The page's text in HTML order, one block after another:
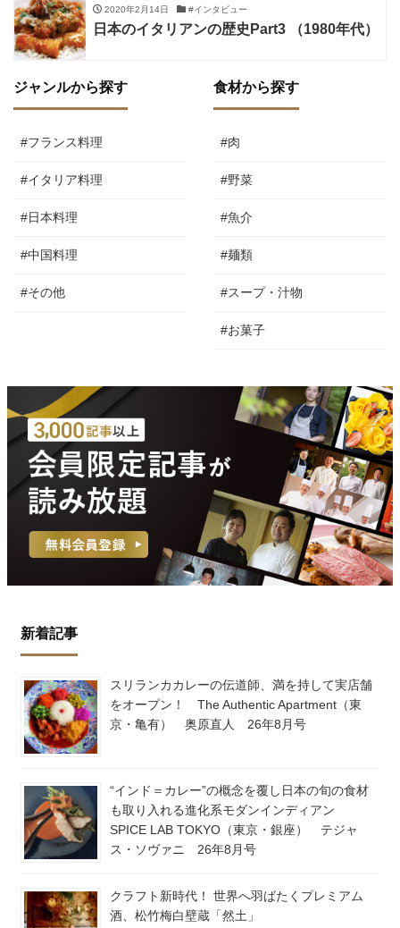
2020年2月14日 #インタビュー
日本のイタリアンの歴史Part3 （1980年代）
ジャンルから探す
#フランス料理
#イタリア料理
#日本料理
#中国料理
#その他
食材から探す
#肉
#野菜
#魚介
#麺類
#スープ・汁物
#お菓子
新着記事
スリランカカレーの伝道師、満を持して実店舗
をオープン！ The Authentic Apartment（東
京・亀有） 奥原直人 26年8月号
“インド＝カレー”の概念を覆し日本の旬の食材
も取り入れる進化系モダンインディアン
SPICE LAB TOKYO（東京・銀座） テジャ
ス・ソヴァニ 26年8月号
クラフト新時代！ 世界へ羽ばたくプレミアム
酒、松竹梅白壁蔵「然土」